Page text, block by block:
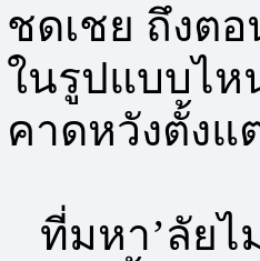
ชดเชย ถึงต
ในรูปแบบไห
คาดหวังตั้งแ
ที่มหา’ลัยไ